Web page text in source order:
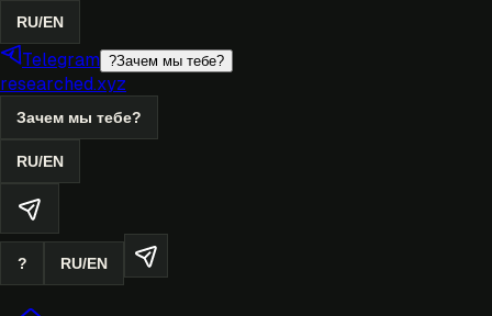
RU/EN
Telegram ?Зачем мы тебе?
researched.xyz
Зачем мы тебе?
RU/EN
? RU/EN